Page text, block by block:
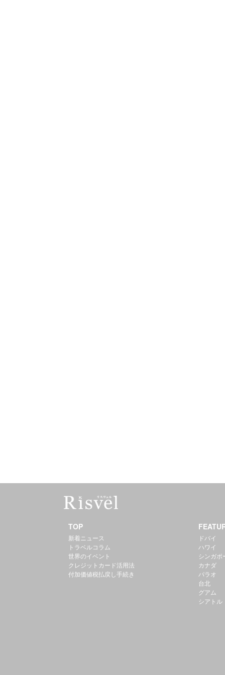
TOP
新着ニュース
トラベルコラム
世界のイベント
クレジットカード活用法
付加価値税払戻し手続き
ドバイ
ハワイ
シンガポ
カナダ
パラオ
台北
グアム
シアトル